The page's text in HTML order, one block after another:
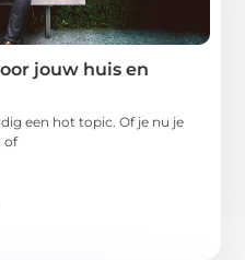
jouw huis en
een hot topic. Of je nu je
of